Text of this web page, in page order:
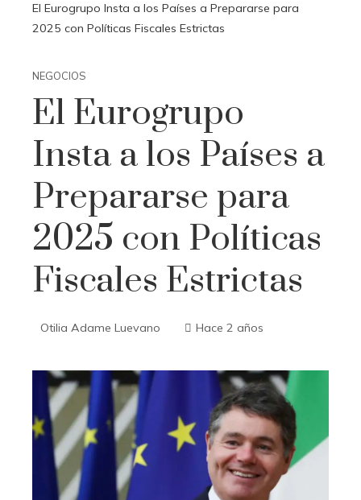
El Eurogrupo Insta a los Países a Prepararse para
2025 con Políticas Fiscales Estrictas
NEGOCIOS
El Eurogrupo
Insta a los Países a
Prepararse para
2025 con Políticas
Fiscales Estrictas
Otilia Adame Luevano Hace 2 años